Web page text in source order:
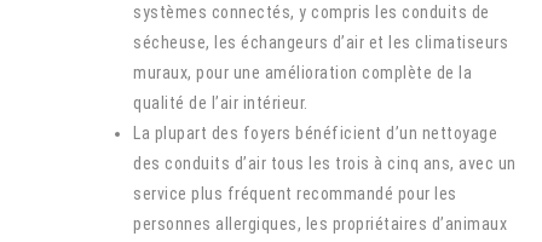
systèmes connectés, y compris les conduits de
sécheuse, les échangeurs d’air et les climatiseurs
muraux, pour une amélioration complète de la
qualité de l’air intérieur.
La plupart des foyers bénéficient d’un nettoyage
des conduits d’air tous les trois à cinq ans, avec un
service plus fréquent recommandé pour les
personnes allergiques, les propriétaires d’animaux